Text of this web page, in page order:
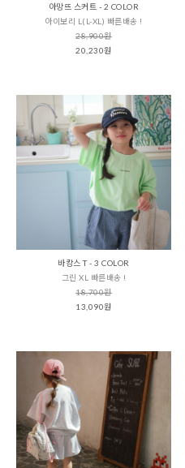
아망뜨 스커트 - 2 COLOR
아이보리 L(L-XL) 빠른배송 !
28,900원
20,230원
바캉스 T - 3 COLOR
그린 XL 빠른배송 !
18,700원
13,090원